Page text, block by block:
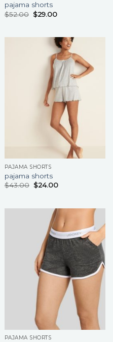
pajama shorts
$52.00 $29.00
PAJAMA SHORTS
pajama shorts
$43.00 $24.00
PAJAMA SHORTS